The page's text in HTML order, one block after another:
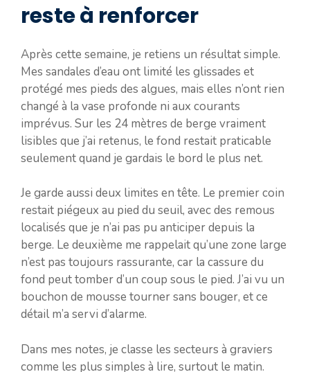
reste à renforcer
Après cette semaine, je retiens un résultat simple.
Mes sandales d’eau ont limité les glissades et
protégé mes pieds des algues, mais elles n’ont rien
changé à la vase profonde ni aux courants
imprévus. Sur les 24 mètres de berge vraiment
lisibles que j’ai retenus, le fond restait praticable
seulement quand je gardais le bord le plus net.
Je garde aussi deux limites en tête. Le premier coin
restait piégeux au pied du seuil, avec des remous
localisés que je n’ai pas pu anticiper depuis la
berge. Le deuxième me rappelait qu’une zone large
n’est pas toujours rassurante, car la cassure du
fond peut tomber d’un coup sous le pied. J’ai vu un
bouchon de mousse tourner sans bouger, et ce
détail m’a servi d’alarme.
Dans mes notes, je classe les secteurs à graviers
comme les plus simples à lire, surtout le matin.